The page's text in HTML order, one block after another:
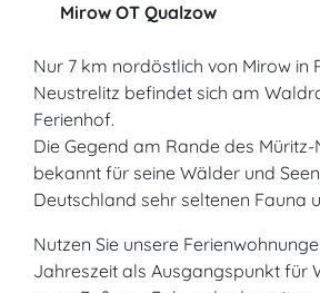
Mirow OT Qualzow
Nur 7 km nordöstlich von Mirow in
Neustrelitz befindet sich am
Ferienhof.
Die Gegend am Rande des
bekannt für seine Wälder und
Deutschland sehr seltenen Fauna
Nutzen Sie unsere
Jahreszeit als Ausgangspunkt für